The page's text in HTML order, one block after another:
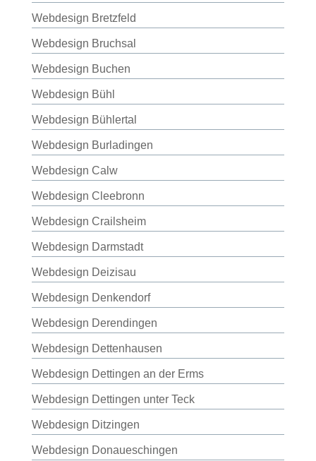
Webdesign Bretzfeld
Webdesign Bruchsal
Webdesign Buchen
Webdesign Bühl
Webdesign Bühlertal
Webdesign Burladingen
Webdesign Calw
Webdesign Cleebronn
Webdesign Crailsheim
Webdesign Darmstadt
Webdesign Deizisau
Webdesign Denkendorf
Webdesign Derendingen
Webdesign Dettenhausen
Webdesign Dettingen an der Erms
Webdesign Dettingen unter Teck
Webdesign Ditzingen
Webdesign Donaueschingen